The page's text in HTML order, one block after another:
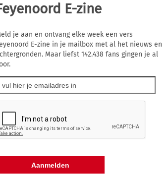
E-zine
je aan en ontvang elke week een vers
E-zine in je mailbox met al het nieuws en
Maar liefst 142.438 fans gingen je al